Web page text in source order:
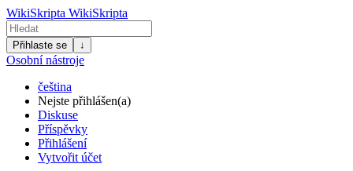
WikiSkripta WikiSkripta
Přihlaste se ↓
Osobní nástroje
čeština
Nejste přihlášen(a)
Diskuse
Příspěvky
Přihlášení
Vytvořit účet